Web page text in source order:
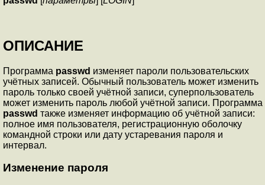
ОПИСАНИЕ
Программа passwd изменяет пароли пользовательских
учётных записей. Обычный пользователь может изменить
пароль только своей учётной записи, суперпользователь
может изменить пароль любой учётной записи. Программа
passwd также изменяет информацию об учётной записи:
полное имя пользователя, регистрационную оболочку
командной строки или дату устаревания пароля и
интервал.
Изменение пароля